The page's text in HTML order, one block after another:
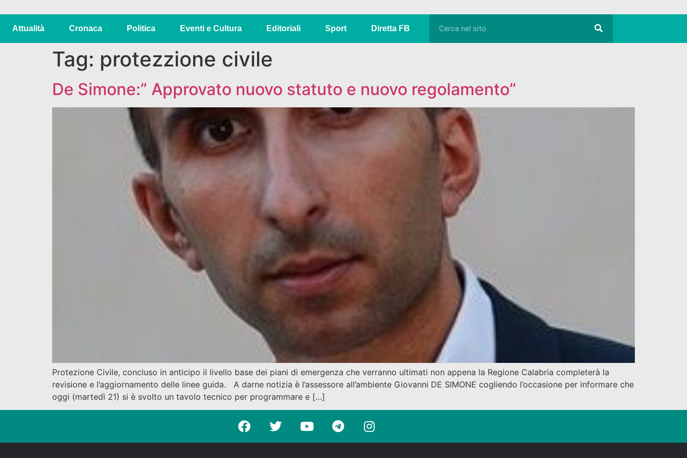
Attualità Cronaca Politica Eventi e Cultura Editoriali Sport Diretta FB
Tag: protezzione civile
De Simone:” Approvato nuovo statuto e nuovo regolamento”
Protezione Civile, concluso in anticipo il livello base dei piani di emergenza che verranno ultimati non appena la Regione Calabria completerà la
revisione e l’aggiornamento delle linee guida. A darne notizia è l’assessore all’ambiente Giovanni DE SIMONE cogliendo l’occasione per informare che
oggi (martedì 21) si è svolto un tavolo tecnico per programmare e […]